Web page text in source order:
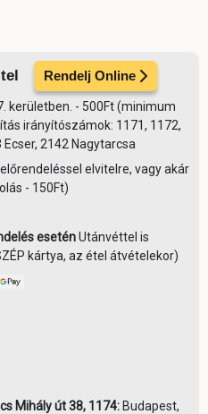
Rendelj Online
kerületben. - 500Ft (minimum
irányítószámok: 1171, 1172,
2142 Nagytarcsa
elvitelre, vagy akár
- 150Ft)
eseténUtánvéttel is
kártya, az étel átvételekor)
Mihály út 38, 1174:Budapest,